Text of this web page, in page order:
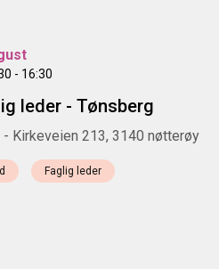
- 16:30
leder - Tønsberg
Kirkeveien 213, 3140 nøtterøy
Faglig leder